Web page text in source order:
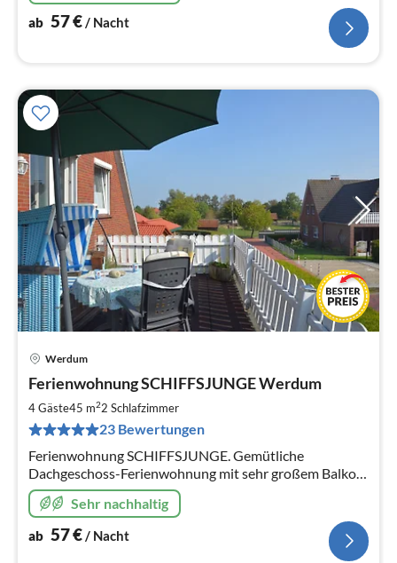
ab 57€/ Nacht
Werdum
Ferienwohnung SCHIFFSJUNGE Werdum
4 Gäste45 m22 Schlafzimmer
23 Bewertungen
Ferienwohnung SCHIFFSJUNGE. Gemütliche
Dachgeschoss-Ferienwohnung mit sehr großem Balkon
im Luftkurort Werdum, nahe dem beliebten
Haustierpark.Sehr nachhaltig
ab 57€/ Nacht